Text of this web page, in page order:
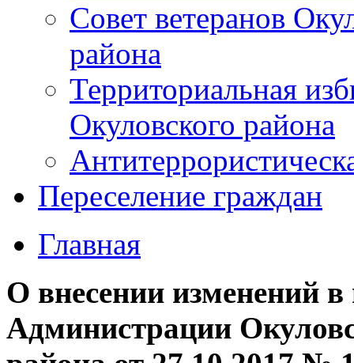
Совет ветеранов
района
Территориальная
Окуловского района
Переселение граждан
Главная
О внесении изменений в
Администрации